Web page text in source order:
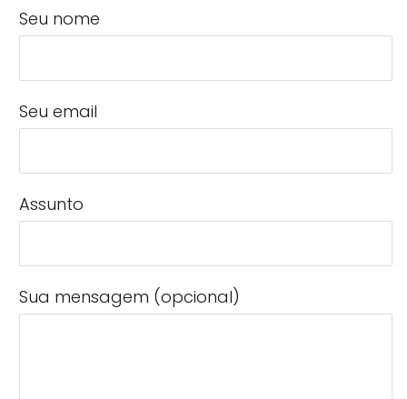
Seu nome
Seu email
Assunto
Sua mensagem (opcional)